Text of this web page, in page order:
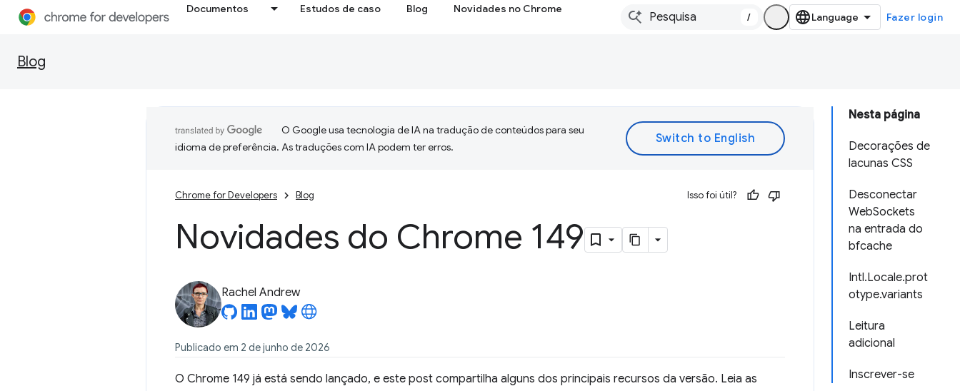
Documentos Estudos de caso Blog Novidades no Chrome
/ Fazer login
Blog
Nesta página
Decorações de
lacunas CSS
Desconectar
WebSockets
na entrada do
bfcache
Intl.Locale.prot
otype.variants
Leitura
adicional
Inscrever-se
O Google usa tecnologia de IA na tradução de conteúdos para seu
idioma de preferência. As traduções com IA podem ter erros.
Chrome for Developers Blog Isso foi útil?
Novidades do Chrome 149
Rachel Andrew
Publicado em 2 de junho de 2026
O Chrome 149 já está sendo lançado, e este post compartilha alguns dos principais recursos da versão. Leia as